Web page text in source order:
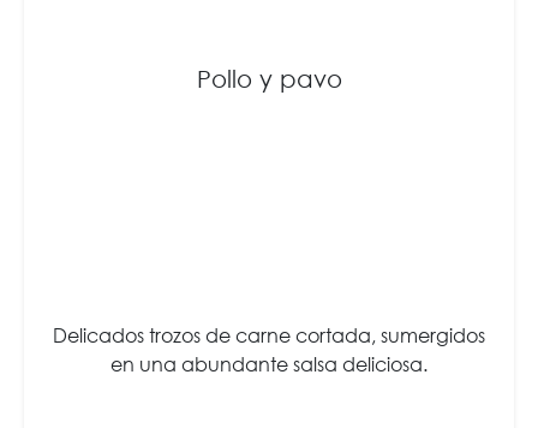
Pollo y pavo
Delicados trozos de carne cortada, sumergidos
en una abundante salsa deliciosa.